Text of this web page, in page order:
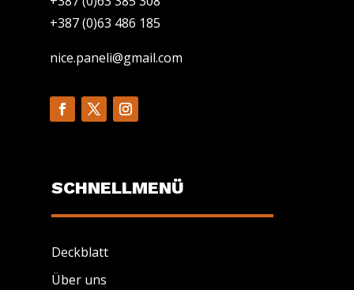
+387 (0)63 486 185
nice.paneli@gmail.com
SCHNELLMENÜ
Deckblatt
Über uns